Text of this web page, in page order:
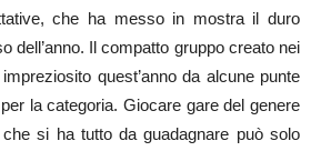
che ha messo in mostra il duro
dell’anno. Il compatto gruppo creato nei
quest’anno da alcune punte
la categoria. Giocare gare del genere
si ha tutto da guadagnare può solo